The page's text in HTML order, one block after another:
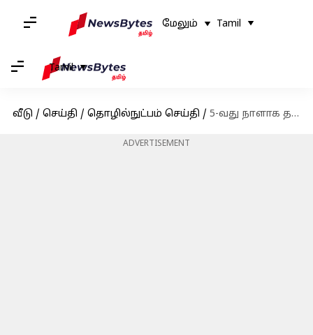
மேலும் Tamil
Tamil
வீடு / செய்தி / தொழில்நுட்பம் செய்தி / 5-வது நாளாக தங்கம் விலை சரிவு! மகிழ்ச்சியில் இல்லத்தரசிகள்
ADVERTISEMENT